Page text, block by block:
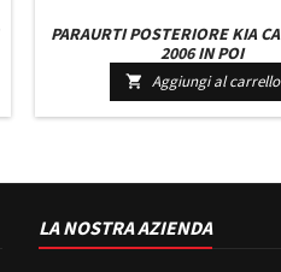
PARAURTI POSTERIORE KIA
2006 IN POI
 Aggiungi al carrello
LA NOSTRA AZIENDA